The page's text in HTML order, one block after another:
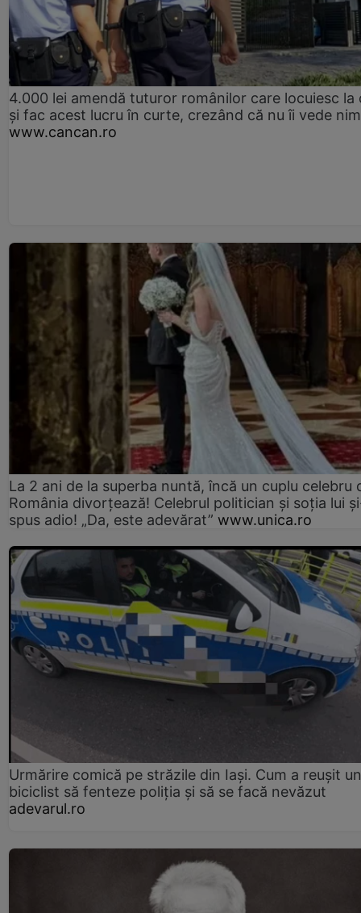
4.000 lei amendă tuturor românilor care locuiesc la
și fac acest lucru în curte, crezând că nu îi vede
www.cancan.ro
La 2 ani de la superba nuntă, încă un cuplu celebru
România divorțează! Celebrul politician și soția lui
spus adio! „Da, este adevărat” www.unica.ro
Urmărire comică pe străzile din Iași. Cum a reușit un
biciclist să fenteze poliția și să se facă nevăzut
adevarul.ro